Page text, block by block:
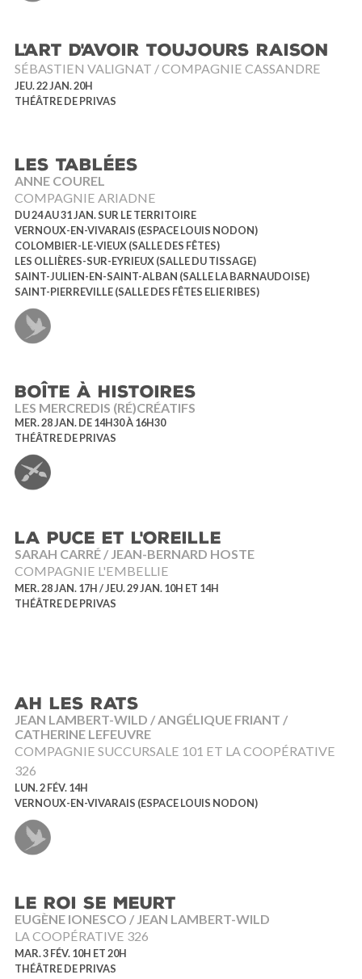
L'ART D'AVOIR TOUJOURS RAISON
SÉBASTIEN VALIGNAT / COMPAGNIE CASSANDRE
JEU. 22 JAN. 20H
THÉÂTRE DE PRIVAS
LES TABLÉES
ANNE COUREL
COMPAGNIE ARIADNE
DU 24 AU 31 JAN. SUR LE TERRITOIRE
VERNOUX-EN-VIVARAIS (ESPACE LOUIS NODON)
COLOMBIER-LE-VIEUX (SALLE DES FÊTES)
LES OLLIÈRES-SUR-EYRIEUX (SALLE DU TISSAGE)
SAINT-JULIEN-EN-SAINT-ALBAN (SALLE LA BARNAUDOISE)
SAINT-PIERREVILLE (SALLE DES FÊTES ELIE RIBES)
BOÎTE À HISTOIRES
LES MERCREDIS (RÉ)CRÉATIFS
MER. 28 JAN. DE 14H30 À 16H30
THÉÂTRE DE PRIVAS
LA PUCE ET L'OREILLE
SARAH CARRÉ / JEAN-BERNARD HOSTE
COMPAGNIE L'EMBELLIE
MER. 28 JAN. 17H / JEU. 29 JAN. 10H ET 14H
THÉÂTRE DE PRIVAS
AH LES RATS
JEAN LAMBERT-WILD / ANGÉLIQUE FRIANT /
CATHERINE LEFEUVRE
COMPAGNIE SUCCURSALE 101 ET LA COOPÉRATIVE
326
LUN. 2 FÉV. 14H
VERNOUX-EN-VIVARAIS (ESPACE LOUIS NODON)
LE ROI SE MEURT
EUGÈNE IONESCO / JEAN LAMBERT-WILD
LA COOPÉRATIVE 326
MAR. 3 FÉV. 10H ET 20H
THÉÂTRE DE PRIVAS